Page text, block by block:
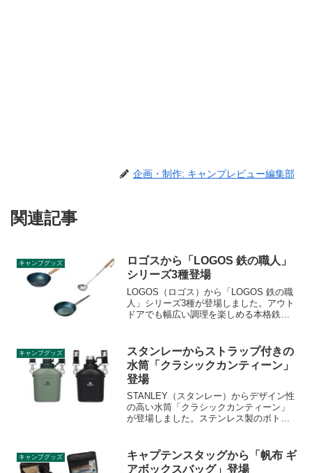
企画・制作: キャンプレビュー編集部
関連記事
キャンプグッズ
ロゴスから「LOGOS 鉄の職人」
シリーズ3種登場
LOGOS（ロゴス）から「LOGOS 鉄の職
人」シリーズ3種が登場しました。アウト
ドアでも幅広い調理を楽しめる本格鉄製
「LOGOS 鉄の職人たき火パン」の3アイ
テムが登場です。詳細をレビューしま
す。
キャンプグッズ
スタンレーからストラップ付きの
水筒「クラシックカンティーン」
登場
STANLEY（スタンレー）からデザイン性
の高い水筒「クラシックカンティーン」
が登場しました。ステンレス製のボトル
です。詳細をレビューします。
キャンプグッズ
キャプテンスタッグから「帆布 ギ
アボックスバッグ」登場